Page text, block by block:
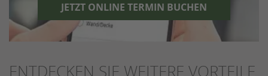
JETZT ONLINE TERMIN BUCHEN
ENTDECKEN SIE WEITERE VORTEILE